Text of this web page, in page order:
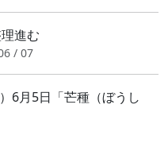
進む
/ 07
月5日「芒種（ぼうし